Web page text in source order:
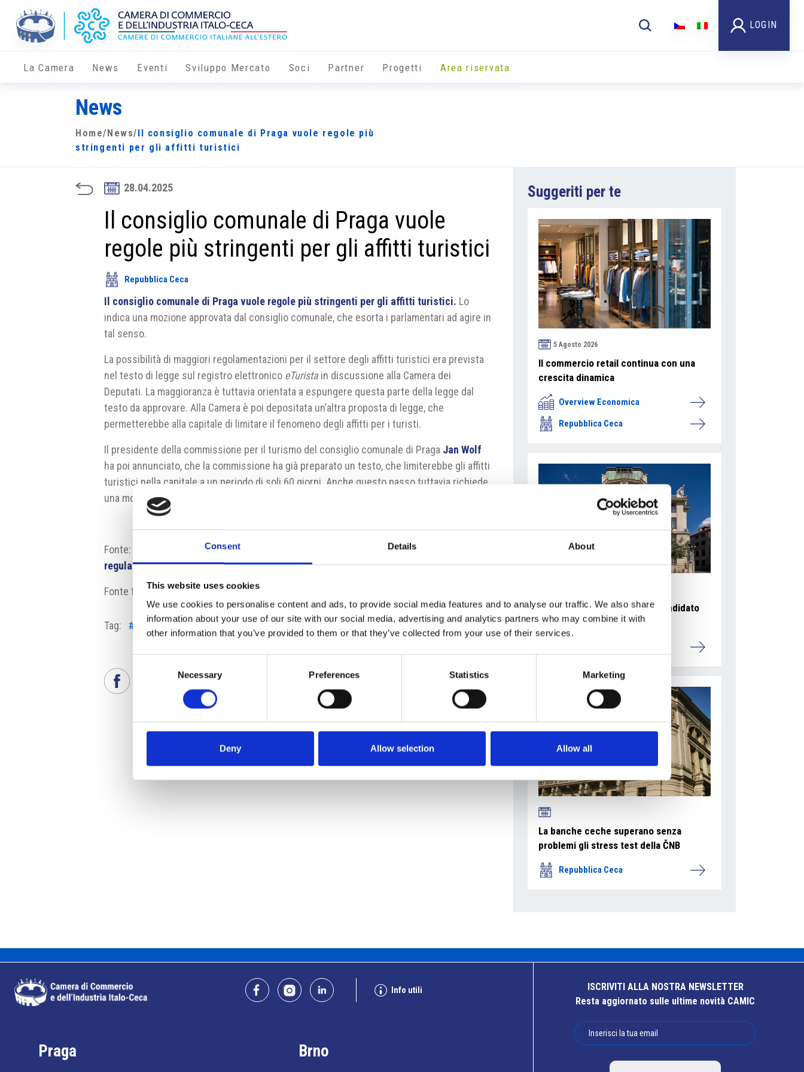
Consent Details About
This website uses cookies
We use cookies to personalise content and ads, to provide social media features and to analyse our traffic. We also share
information about your use of our site with our social media, advertising and analytics partners who may combine it with
other information that you’ve provided to them or that they’ve collected from your use of their services.
Necessary Preferences Statistics Marketing
Deny Allow selection Allow all
LOGIN
La Camera News Eventi Sviluppo Mercato Soci Partner Progetti Area riservata
News
Home/ News/
Il consiglio comunale di Praga vuole regole più
stringenti per gli affitti turistici
28.04.2025
Il consiglio comunale di Praga vuole
regole più stringenti per gli affitti turistici
Repubblica Ceca
Il consiglio comunale di Praga vuole regole più stringenti per gli affitti turistici. Lo
indica una mozione approvata dal consiglio comunale, che esorta i parlamentari ad agire in
tal senso.
La possibilità di maggiori regolamentazioni per il settore degli affitti turistici era prevista
nel testo di legge sul registro elettronico eTuristain discussione alla Camera dei
Deputati. La maggioranza è tuttavia orientata a espungere questa parte della legge dal
testo da approvare. Alla Camera è poi depositata un’altra proposta di legge, che
permetterebbe alla capitale di limitare il fenomeno degli affitti per i turisti.
Il presidente della commissione per il turismo del consiglio comunale di Praga Jan Wolf
ha poi annunciato, che la commissione ha già preparato un testo, che limiterebbe gli affitti
turistici nella capitale a un periodo di soli 60 giorni. Anche questo passo tuttavia richiede
una modifica di legge da parte del parlamento.
Fonte:
https://www.hrot24.cz/clanek/praha-zada-snemovnu-o-zakon-ktery-umozni-
regulaci-airbnb-a-kratkodobeho-ubytovani-v-centru-mesta-HcRq9
Fonte fotografia: praha.eu
Tag: #affitti turistici #eTurista legge #Limiti affitti #Regolamentazione Praga
Suggeriti per te
5 Agosto 2026
Il commercio retail continua con una
crescita dinamica
Overview Economica
Repubblica Ceca
Ano 2011 schiera un nuovo candidato
sindaco a Praga
La banche ceche superano senza
problemi gli stress test della ČNB
Repubblica Ceca
Info utili
Praga Brno
ISCRIVITI ALLA NOSTRA NEWSLETTER
Resta aggiornato sulle ultime novità CAMIC